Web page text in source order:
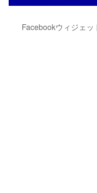
Facebookウィジェッ